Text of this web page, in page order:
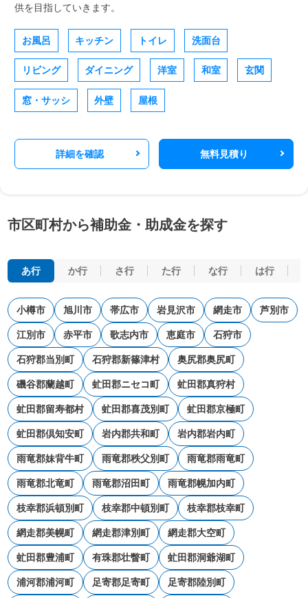
供を目指していきます。
お風呂 キッチン トイレ 洗面台
リビング ダイニング 洋室 和室 玄関
窓・サッシ 外壁 屋根
詳細を確認 無料見積り
市区町村から補助金・助成金を探す
あ行 か行 さ行 た行 な行 は行
小樽市 旭川市 帯広市 岩見沢市 網走市 芦別市
江別市 赤平市 歌志内市 恵庭市 石狩市
石狩郡当別町 石狩郡新篠津村 奥尻郡奥尻町
磯谷郡蘭越町 虻田郡ニセコ町 虻田郡真狩村
虻田郡留寿都村 虻田郡喜茂別町 虻田郡京極町
虻田郡倶知安町 岩内郡共和町 岩内郡岩内町
雨竜郡妹背牛町 雨竜郡秩父別町 雨竜郡雨竜町
雨竜郡北竜町 雨竜郡沼田町 雨竜郡幌加内町
枝幸郡浜頓別町 枝幸郡中頓別町 枝幸郡枝幸町
網走郡美幌町 網走郡津別町 網走郡大空町
虻田郡豊浦町 有珠郡壮瞥町 虻田郡洞爺湖町
浦河郡浦河町 足寄郡足寄町 足寄郡陸別町